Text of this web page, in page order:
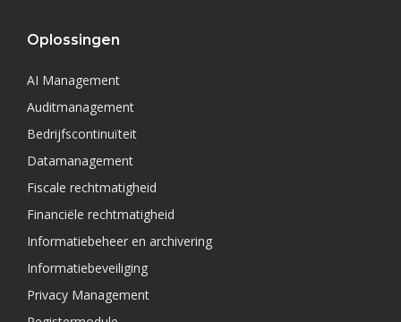
Oplossingen
AI Management
Auditmanagement
Bedrijfscontinuïteit
Datamanagement
Fiscale rechtmatigheid
Financiële rechtmatigheid
Informatiebeheer en archivering
Informatiebeveiliging
Privacy Management